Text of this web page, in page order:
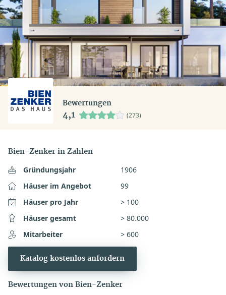
Bewertungen
4,1 (273)
Bien-Zenker in Zahlen
Gründungsjahr
1906
Häuser im Angebot
99
Häuser pro Jahr
> 100
Häuser gesamt
> 80.000
Mitarbeiter
> 600
Katalog kostenlos anfordern
Bewertungen von Bien-Zenker